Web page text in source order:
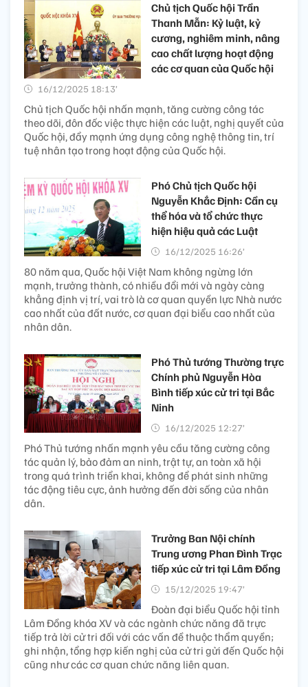
Chủ tịch Quốc hội Trần
Thanh Mẫn: Kỷ luật, kỷ
cương, nghiêm minh, nâng
cao chất lượng hoạt động
các cơ quan của Quốc hội
16/12/2025 18:13’
Chủ tịch Quốc hội nhấn mạnh, tăng cường công tác
theo dõi, đôn đốc việc thực hiện các luật, nghị quyết của
Quốc hội, đẩy mạnh ứng dụng công nghệ thông tin, trí
tuệ nhân tạo trong hoạt động của Quốc hội.
Phó Chủ tịch Quốc hội
Nguyễn Khắc Định: Cần cụ
thể hóa và tổ chức thực
hiện hiệu quả các Luật
16/12/2025 16:26’
80 năm qua, Quốc hội Việt Nam không ngừng lớn
mạnh, trưởng thành, có nhiều đổi mới và ngày càng
khẳng định vị trí, vai trò là cơ quan quyền lực Nhà nước
cao nhất của đất nước, cơ quan đại biểu cao nhất của
nhân dân.
Phó Thủ tướng Thường trực
Chính phủ Nguyễn Hòa
Bình tiếp xúc cử tri tại Bắc
Ninh
16/12/2025 12:27’
Phó Thủ tướng nhấn mạnh yêu cầu tăng cường công
tác quản lý, bảo đảm an ninh, trật tự, an toàn xã hội
trong quá trình triển khai, không để phát sinh những
tác động tiêu cực, ảnh hưởng đến đời sống của nhân
dân.
Trưởng Ban Nội chính
Trung ương Phan Đình Trạc
tiếp xúc cử tri tại Lâm Đồng
15/12/2025 19:47’
Đoàn đại biểu Quốc hội tỉnh
Lâm Đồng khóa XV và các ngành chức năng đã trực
tiếp trả lời cử tri đối với các vấn đề thuộc thẩm quyền;
ghi nhận, tổng hợp kiến nghị của cử tri gửi đến Quốc hội
cũng như các cơ quan chức năng liên quan.